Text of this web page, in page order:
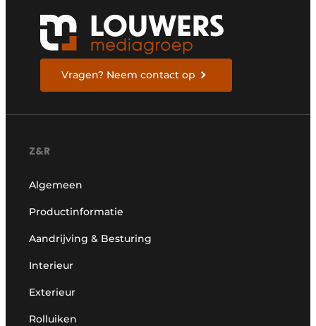
Vragen? Neem contact op
Z&R
Algemeen
Productinformatie
Aandrijving & Besturing
Interieur
Exterieur
Rolluiken